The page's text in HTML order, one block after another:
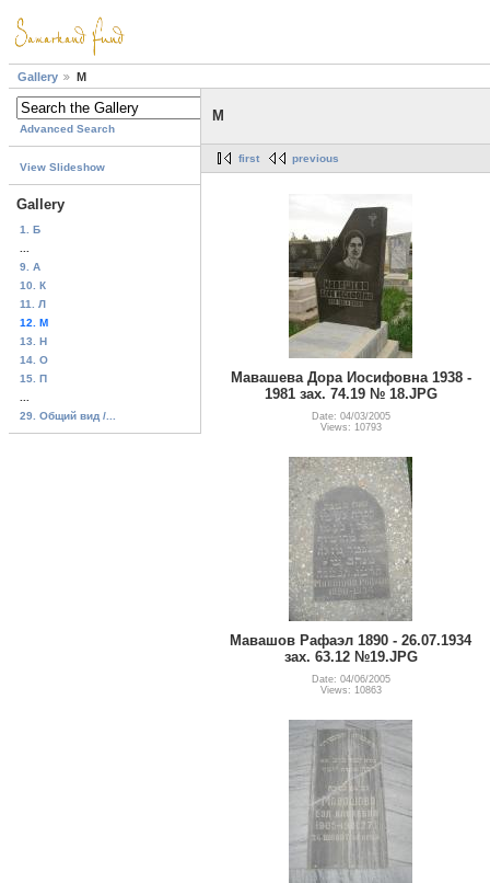
Gallery М
Advanced Search
View Slideshow
Gallery
1. Б
9. A
10. К
11. Л
12. М
13. H
14. О
15. П
29. Общий вид /...
М
first previous
Мавашева Дора Иосифовна 1938 -
1981 зах. 74.19 № 18.JPG
Date: 04/03/2005
Views: 10793
Мавашов Рафаэл 1890 - 26.07.1934
зах. 63.12 №19.JPG
Date: 04/06/2005
Views: 10863